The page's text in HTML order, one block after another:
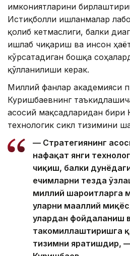
имкониятларини
Истиқболли ишланмалар
қолиб кетмаслиги, балки
ишлаб чиқариш ва инсон
кўрсатадиган бошқа
қўлланилиши керак.
Миллий фанлар академияси
Куришбаевнинг
асосий мақсадларидан бири
технологик сикл тизимини
— Стратегиянинг
нафақат янги
чиқиш, балки
ечимларни тезда
миллий шароитларга
уларни маҳаллий
улардан фойдаланиш
такомиллаштиришга
тизимни яратишдир,